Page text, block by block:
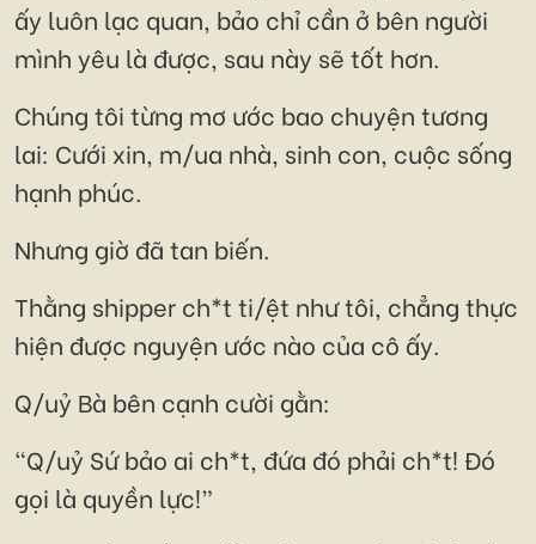
ấy luôn lạc quan, bảo chỉ cần ở bên người
mình yêu là được, sau này sẽ tốt hơn.
Chúng tôi từng mơ ước bao chuyện tương
lai: Cưới xin, m/ua nhà, sinh con, cuộc sống
hạnh phúc.
Nhưng giờ đã tan biến.
Thằng shipper ch*t ti/ệt như tôi, chẳng thực
hiện được nguyện ước nào của cô ấy.
Q/uỷ Bà bên cạnh cười gằn:
“Q/uỷ Sứ bảo ai ch*t, đứa đó phải ch*t! Đó
gọi là quyền lực!”